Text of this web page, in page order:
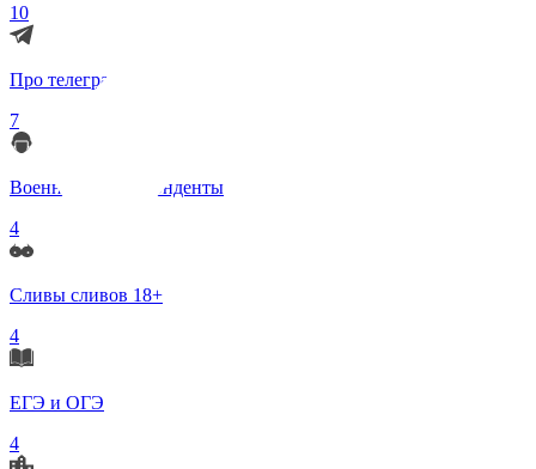
10
Про телеграмм
7
Военные корреспонденты
4
Сливы сливов 18+
4
ЕГЭ и ОГЭ
4